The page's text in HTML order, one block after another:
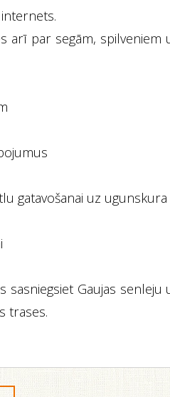
arī par segām, spilveniem
gatavošanai uz ugunskura
sasniegsiet Gaujas senleju
trases.